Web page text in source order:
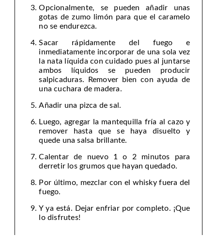
Opcionalmente, se pueden añadir unas
gotas de zumo limón para que el caramelo
no se endurezca.
Sacar rápidamente del fuego e
inmediatamente incorporar de una sola vez
la nata líquida con cuidado pues al juntarse
ambos líquidos se pueden producir
salpicaduras. Remover bien con ayuda de
una cuchara de madera.
Añadir una pizca de sal.
Luego, agregar la mantequilla fría al cazo y
remover hasta que se haya disuelto y
quede una salsa brillante.
Calentar de nuevo 1 o 2 minutos para
derretir los grumos que hayan quedado.
Por último, mezclar con el whisky fuera del
fuego.
Y ya está. Dejar enfriar por completo. ¡Que
lo disfrutes!